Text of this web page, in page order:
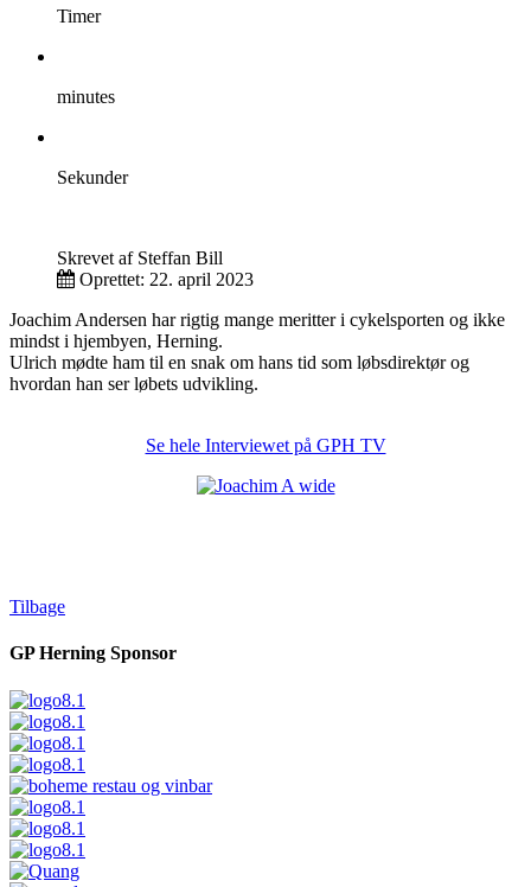
Timer
minutes
Sekunder
Skrevet af Steffan Bill
Oprettet: 22. april 2023
Joachim Andersen har rigtig mange meritter i cykelsporten og ikke
mindst i hjembyen, Herning.
Ulrich mødte ham til en snak om hans tid som løbsdirektør og
hvordan han ser løbets udvikling.
Se hele Interviewet på GPH TV
Tilbage
GP Herning Sponsor